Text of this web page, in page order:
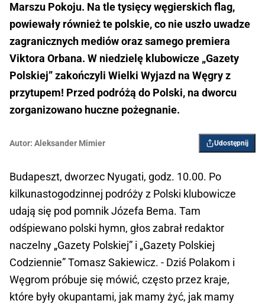
Marszu Pokoju. Na tle tysięcy węgierskich flag,
powiewały również te polskie, co nie uszło uwadze
zagranicznych mediów oraz samego premiera
Viktora Orbana. W niedzielę klubowicze „Gazety
Polskiej” zakończyli Wielki Wyjazd na Węgry z
przytupem! Przed podróżą do Polski, na dworcu
zorganizowano huczne pożegnanie.
Autor: Aleksander Mimier Udostępnij
Budapeszt, dworzec Nyugati, godz. 10.00. Po
kilkunastogodzinnej podróży z Polski klubowicze
udają się pod pomnik Józefa Bema. Tam
odśpiewano polski hymn, głos zabrał redaktor
naczelny „Gazety Polskiej” i „Gazety Polskiej
Codziennie” Tomasz Sakiewicz. - Dziś Polakom i
Węgrom próbuje się mówić, często przez kraje,
które były okupantami, jak mamy żyć, jak mamy